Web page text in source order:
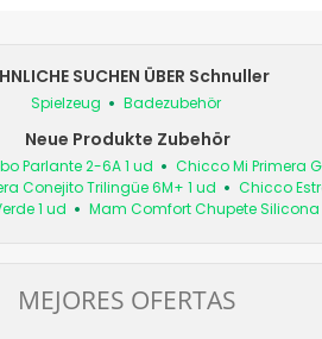
SUCHEN ÜBER Schnuller
Spielzeug Badezubehör
Neue Produkte Zubehör
Parlante 2-6A 1 ud Chicco Mi Primera
Conejito Trilingüe 6M+ 1 ud Chicco
1 ud
Mam Comfort Chupete Silicona
MEJORES OFERTAS